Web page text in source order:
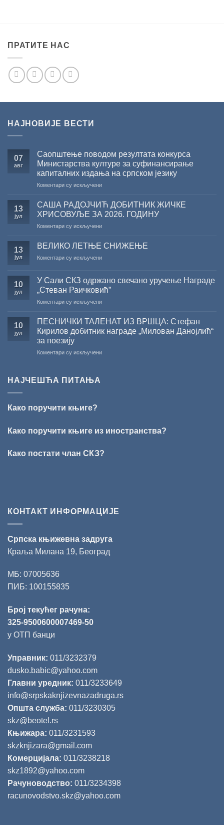
ПРАТИТЕ НАС
НАЈНОВИЈЕ ВЕСТИ
07
авг
Саопштење поводом резултата конкурса
Министарства културе за суфинансирање
капиталних издања на српском језику
Коментари су искљученина
поводом
резултата
конкурса
Министарства
за
капиталних
на
српском
13
јул
САША РАДОЈЧИЋ ДОБИТНИК ЖИЧКЕ
ХРИСОВУЉЕ ЗА 2026. ГОДИНУ
Коментари су искљученина
РАДОЈЧИЋ
ЖИЧКЕ
ГОДИНУ
13
јул
ВЕЛИКО ЛЕТЊЕ СНИЖЕЊЕ
Коментари су искљученина
СНИЖЕЊЕ
10
јул
У Сали СКЗ одржано свечано уручење Награде
„Стеван Раичковић”
Коментари су искљученина
Сали
одржано
уручење
10
јул
ПЕСНИЧКИ ТАЛЕНАТ ИЗ ВРШЦА: Стефан
Кирилов добитник награде „Милован Данојлић“
за поезију
Коментари су искљученина
„Милован
поезију
НАЈЧЕШЋА ПИТАЊА
Како поручити књиге?
Како поручити књиге из иностранства?
Како постати члан СКЗ?
КОНТАКТ ИНФОРМАЦИЈЕ
Српска књижевна задруга
Краља Милана 19, Београд
МБ: 07005636
ПИБ: 100155835
Број текућег рачуна:
325-9500600007469-50
у ОТП банци
Управник: 011/3232379
dusko.babic@yahoo.com
Главни уредник: 011/3233649
info@srpskaknjizevnazadruga.rs
Општа служба: 011/3230305
skz@beotel.rs
Књижара: 011/3231593
skzknjizara@gmail.com
Комерцијала: 011/3238218
skz1892@yahoo.com
Рачуноводство: 011/3234398
racunovodstvo.skz@yahoo.com